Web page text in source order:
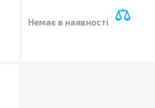
Немає в наявності